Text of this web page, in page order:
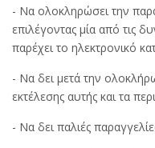
- Να ολοκληρώσει την
επιλέγοντας μία από τις
παρέχει το ηλεκτρονικό
- Να δει μετά την
εκτέλεσης αυτής και τα
- Να δει παλιές